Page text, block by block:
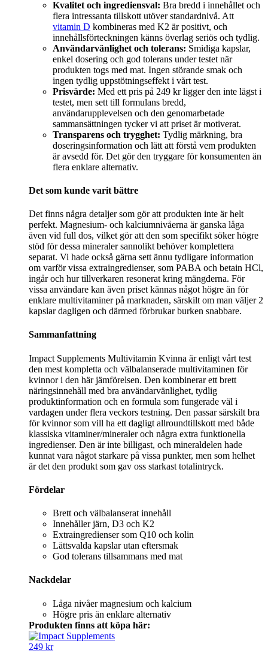
Kvalitet och ingrediensval: Bra bredd i innehållet och
flera intressanta tillskott utöver standardnivå. Att
vitamin D kombineras med K2 är positivt, och
innehållsförteckningen känns överlag seriös och tydlig.
Användarvänlighet och tolerans: Smidiga kapslar,
enkel dosering och god tolerans under testet när
produkten togs med mat. Ingen störande smak och
ingen tydlig uppstötningseffekt i vårt test.
Prisvärde: Med ett pris på 249 kr ligger den inte lägst i
testet, men sett till formulans bredd,
användarupplevelsen och den genomarbetade
sammansättningen tycker vi att priset är motiverat.
Transparens och trygghet: Tydlig märkning, bra
doseringsinformation och lätt att förstå vem produkten
är avsedd för. Det gör den tryggare för konsumenten än
flera enklare alternativ.
Det som kunde varit bättre
Det finns några detaljer som gör att produkten inte är helt
perfekt. Magnesium- och kalciumnivåerna är ganska låga
även vid full dos, vilket gör att den som specifikt söker högre
stöd för dessa mineraler sannolikt behöver komplettera
separat. Vi hade också gärna sett ännu tydligare information
om varför vissa extraingredienser, som PABA och betain HCl,
ingår och hur tillverkaren resonerat kring mängderna. För
vissa användare kan även priset kännas något högre än för
enklare multivitaminer på marknaden, särskilt om man väljer 2
kapslar dagligen och därmed förbrukar burken snabbare.
Sammanfattning
Impact Supplements Multivitamin Kvinna är enligt vårt test
den mest kompletta och välbalanserade multivitaminen för
kvinnor i den här jämförelsen. Den kombinerar ett brett
näringsinnehåll med bra användarvänlighet, tydlig
produktinformation och en formula som fungerade väl i
vardagen under flera veckors testning. Den passar särskilt bra
för kvinnor som vill ha ett dagligt allroundtillskott med både
klassiska vitaminer/mineraler och några extra funktionella
ingredienser. Den är inte billigast, och mineraldelen hade
kunnat vara något starkare på vissa punkter, men som helhet
är det den produkt som gav oss starkast totalintryck.
Fördelar
Brett och välbalanserat innehåll
Innehåller järn, D3 och K2
Extraingredienser som Q10 och kolin
Lättsvalda kapslar utan eftersmak
God tolerans tillsammans med mat
Nackdelar
Låga nivåer magnesium och kalcium
Högre pris än enklare alternativ
Produkten finns att köpa här:
249 kr